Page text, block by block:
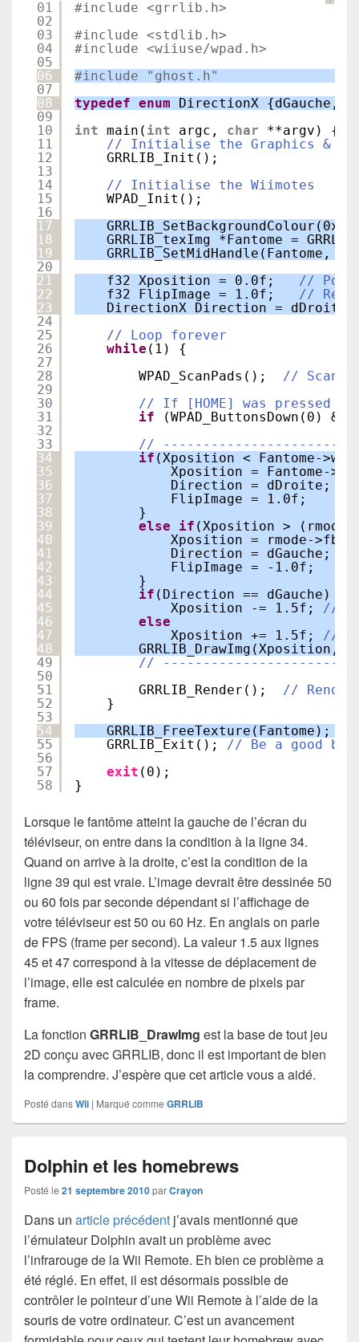
01
02
03
04
05
06
07
08
09
10
11
12
13
14
15
16
17
18
19
20
21
22
23
24
25
26
27
28
29
30
31
32
33
34
35
36
37
38
39
40
41
42
43
44
45
46
47
48
49
50
51
52
53
54
55
56
57
58
#include <grrlib.h>
#include <stdlib.h>
#include <wiiuse/wpad.h>
#include "ghost.h"
typedef enum
DirectionX {dGauche,
int main( int argc, char
**argv) {
// Initialise the Graphics &
GRRLIB_Init();
// Initialise the Wiimotes
WPAD_Init();
GRRLIB_texImg *Fantome =
GRRLIB_SetMidHandle(Fantome,
f32 Xposition = 0.0f; //
f32 FlipImage = 1.0f; //
DirectionX Direction =
// Loop forever
while (1) {
WPAD_ScanPads(); // Scan
// If [HOME] was pressed
if
(WPAD_ButtonsDown(0) &
//
if (Xposition < Fantome-
Xposition = Fantome-
Direction = dDroite;
FlipImage = 1.0f;
}
else
if (Xposition >
Xposition = rmode-
Direction = dGauche;
FlipImage = -1.0f;
}
if (Direction == dGauche)
Xposition -= 1.5f; //
else
Xposition += 1.5f; //
//
GRRLIB_Render(); //
}
GRRLIB_FreeTexture(Fantome);
GRRLIB_Exit(); // Be a good
exit (0);
}
Lorsque le fantôme atteint la gauche de l’écran du
téléviseur, on entre dans la condition à la ligne 34.
Quand on arrive à la droite, c’est la condition de la
ligne 39 qui est vraie. L’image devrait être dessinée 50
ou 60 fois par seconde dépendant si l’affichage de
votre téléviseur est 50 ou 60 Hz. En anglais on parle
de FPS (frame per second). La valeur 1.5 aux lignes
45 et 47 correspond à la vitesse de déplacement de
l’image, elle est calculée en nombre de pixels par
frame.
La fonction GRRLIB_DrawImg est la base de tout jeu
2D conçu avec GRRLIB, donc il est important de bien
la comprendre. J’espère que cet article vous a aidé.
Posté dansWii | Marqué comme GRRLIB
Dolphin et les homebrews
Posté le 21 septembre 2010parCrayon
Dans un article précédent j’avais mentionné que
l’émulateur Dolphin avait un problème avec
l’infrarouge de la Wii Remote. Eh bien ce problème a
été réglé. En effet, il est désormais possible de
contrôler le pointeur d’une Wii Remote à l’aide de la
souris de votre ordinateur. C’est un avancement